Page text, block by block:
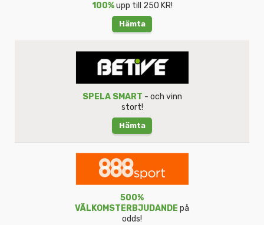
100%upp till 250 KR!
Hämta
SPELA SMART - och vinn
stort!
Hämta
500%
VÄLKOMSTERBJUDANDE på
odds!